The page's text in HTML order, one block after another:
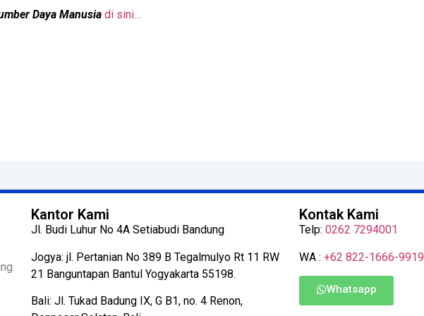
Daya Manusia di sini…
Kantor Kami
Jl. Budi Luhur No 4A Setiabudi Bandung
Jogya: jl. Pertanian No 389 B Tegalmulyo Rt 11 RW
21 Banguntapan Bantul Yogyakarta 55198.
Bali: Jl. Tukad Badung IX, G B1, no. 4 Renon,
Kontak Kami
Telp: 0262 7294001
WA : +62 822-1666-9919
Whatsapp